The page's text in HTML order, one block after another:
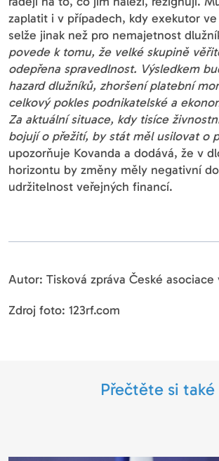
zaplatit i v případech, kdy exekutor
selže jinak než pro nemajetnost
povede k tomu, že velké skupině
odepřena spravedlnost. Výsledkem
hazard dlužníků, zhoršení platební
celkový pokles podnikatelské a
Za aktuální situace, kdy tisíce
bojují o přežití, by stát měl usilovat o
upozorňuje Kovanda a dodává, že v
horizontu by změny měly negativní
udržitelnost veřejných financí.
Autor: Tisková zpráva České
Zdroj foto: 123rf.com
Přečtěte si také